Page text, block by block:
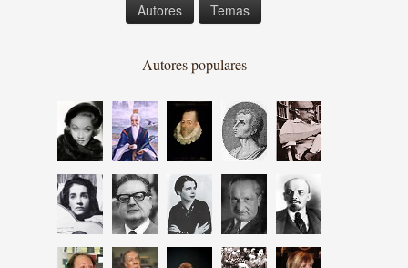
Autores Temas
Autores populares